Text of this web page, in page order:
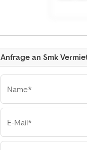
Smk
Anfrage an Smk
Name*
E-Mail*